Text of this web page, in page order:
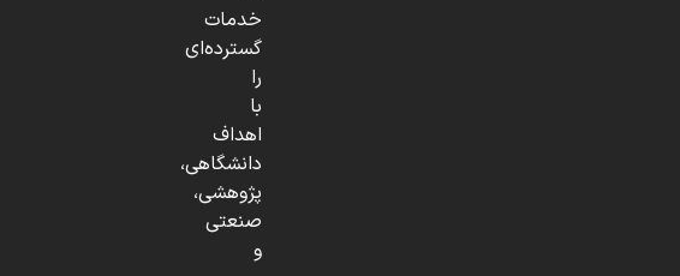
خدمات
گسترده‌ای
را
با
اهداف
دانشگاهی،
پژوهشی،
صنعتی
و